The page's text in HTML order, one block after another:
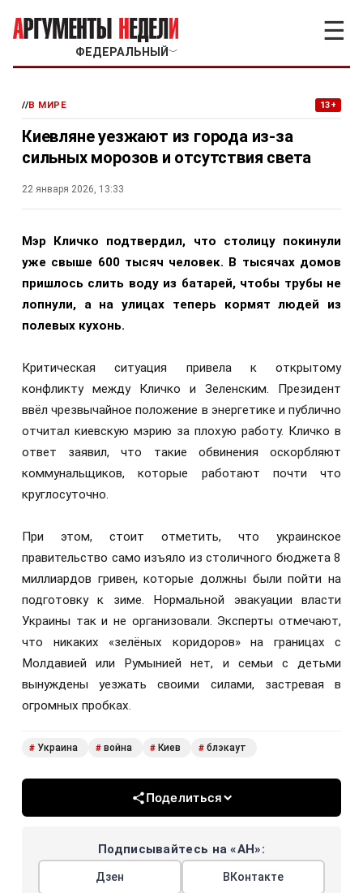
ФЕДЕРАЛЬНЫЙ ﹀
☰
//В МИРЕ 13+
Киевляне уезжают из города из-за
сильных морозов и отсутствия света
22 января 2026, 13:33
Мэр Кличко подтвердил, что столицу покинули
уже свыше 600 тысяч человек. В тысячах домов
пришлось слить воду из батарей, чтобы трубы не
лопнули, а на улицах теперь кормят людей из
полевых кухонь.
Критическая ситуация привела к открытому
конфликту между Кличко и Зеленским. Президент
ввёл чрезвычайное положение в энергетике и публично
отчитал киевскую мэрию за плохую работу. Кличко в
ответ заявил, что такие обвинения оскорбляют
коммунальщиков, которые работают почти что
круглосуточно.
При этом, стоит отметить, что украинское
правительство само изъяло из столичного бюджета 8
миллиардов гривен, которые должны были пойти на
подготовку к зиме. Нормальной эвакуации власти
Украины так и не организовали. Эксперты отмечают,
что никаких «зелёных коридоров» на границах с
Молдавией или Румынией нет, и семьи с детьми
вынуждены уезжать своими силами, застревая в
огромных пробках.
# Украина # война # Киев # блэкаут
Поделиться
Подписывайтесь на «АН»:
Дзен ВКонтакте